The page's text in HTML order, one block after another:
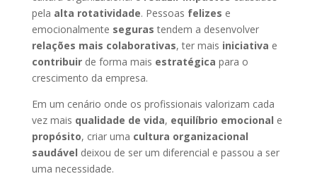
pela alta rotatividade. Pessoas felizes e
emocionalmente seguras tendem a desenvolver
relações mais colaborativas, ter mais iniciativa e
contribuirde forma mais estratégica para o
crescimento da empresa.
Em um cenário onde os profissionais valorizam cada
vez mais qualidade de vida, equilíbrio emocional e
propósito, criar uma cultura organizacional
saudável deixou de ser um diferencial e passou a ser
uma necessidade.